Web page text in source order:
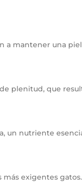
a mantener una
plenitud, que
nutriente
más exigentes gatos.